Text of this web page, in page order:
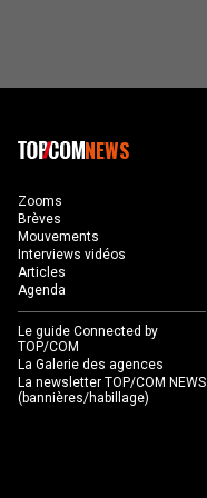
NEWS
Zooms
Brèves
Mouvements
Interviews vidéos
Articles
Agenda
Le guide Connected by
TOP/COM
La Galerie des agences
La newsletter TOP/COM NEWS
(bannières/habillage)